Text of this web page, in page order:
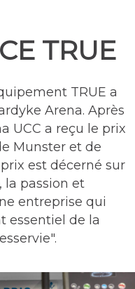
TRUE
TRUE a
Arena. Après
UCC a reçu le prix
Munster et de
est décerné sur
la passion et
entreprise qui
essentiel de la